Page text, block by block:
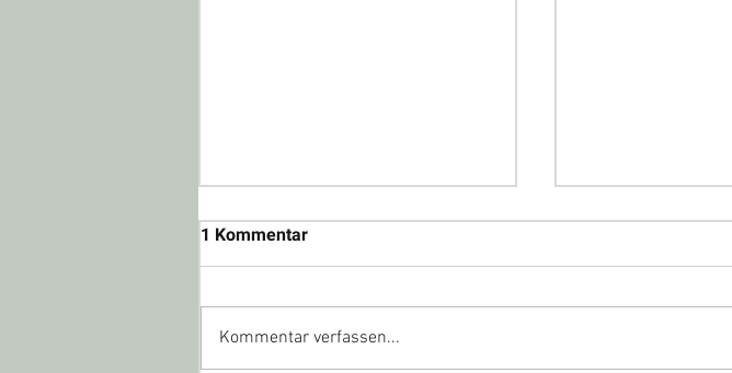
1 Kommentar
Kommentar verfassen...